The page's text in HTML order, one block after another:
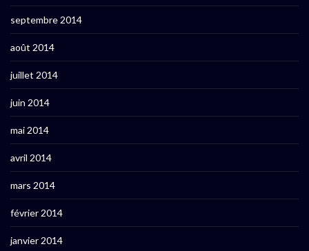
septembre 2014
août 2014
juillet 2014
juin 2014
mai 2014
avril 2014
mars 2014
février 2014
janvier 2014